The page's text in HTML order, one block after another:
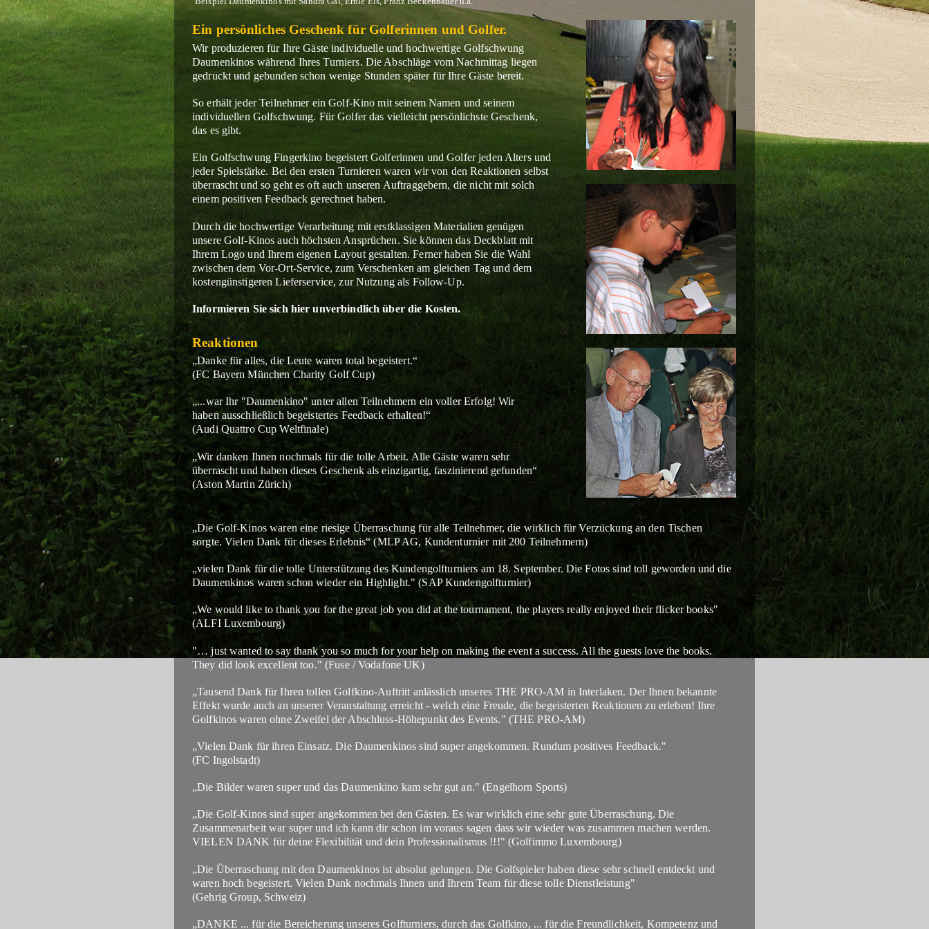
Ein persönliches Geschenk für Golferinnen und Golfer.
Wir produzieren für Ihre Gäste individuelle und hochwertige Golfschwung
Daumenkinos während Ihres Turniers. Die Abschläge vom Nachmittag liegen
gedruckt und gebunden schon wenige Stunden später für Ihre Gäste bereit.
So erhält jeder Teilnehmer ein Golf-Kino mit seinem Namen und seinem
individuellen Golfschwung. Für Golfer das vielleicht persönlichste Geschenk,
das es gibt.
Ein Golfschwung Fingerkino begeistert Golferinnen und Golfer jeden Alters und
jeder Spielstärke. Bei den ersten Turnieren waren wir von den Reaktionen selbst
überrascht und so geht es oft auch unseren Auftraggebern, die nicht mit solch
einem positiven Feedback gerechnet haben.
Durch die hochwertige Verarbeitung mit erstklassigen Materialien genügen
unsere Golf-Kinos auch höchsten Ansprüchen. Sie können das Deckblatt mit
Ihrem Logo und Ihrem eigenen Layout gestalten. Ferner haben Sie die Wahl
zwischen dem Vor-Ort-Service, zum Verschenken am gleichen Tag und dem
kostengünstigeren Lieferservice, zur Nutzung als Follow-Up.
Informieren Sie sich hier unverbindlich über die Kosten.
Reaktionen
„Danke für alles, die Leute waren total begeistert.“
(FC Bayern München Charity Golf Cup)
„...war Ihr "Daumenkino" unter allen Teilnehmern ein voller Erfolg! Wir
haben ausschließlich begeistertes Feedback erhalten!“
(Audi Quattro Cup Weltfinale)
„Wir danken Ihnen nochmals für die tolle Arbeit. Alle Gäste waren sehr
überrascht und haben dieses Geschenk als einzigartig, faszinierend gefunden“
(Aston Martin Zürich)
„Die Golf-Kinos waren eine riesige Überraschung für alle Teilnehmer, die wirklich für Verzückung an den Tischen
sorgte. Vielen Dank für dieses Erlebnis“(MLP AG, Kundenturnier mit 200 Teilnehmern)
„vielen Dank für die tolle Unterstützung des Kundengolfturniers am 18. September. Die Fotos sind toll geworden und die
Daumenkinos waren schon wieder ein Highlight."(SAP Kundengolfturnier)
„We would like to thank you for the great job you did at the tournament, the players really enjoyed their flicker books"
(ALFI Luxembourg)
"… just wanted to say thank you so much for your help on making the event a success. All the guests love the books.
They did look excellent too." (Fuse / Vodafone UK)
„Tausend Dank für Ihren tollen Golfkino-Auftritt anlässlich unseres THE PRO-AM in Interlaken. Der Ihnen bekannte
Effekt wurde auch an unserer Veranstaltung erreicht - welch eine Freude, die begeisterten Reaktionen zu erleben! Ihre
Golfkinos waren ohne Zweifel der Abschluss-Höhepunkt des Events." (THE PRO-AM)
„Vielen Dank für ihren Einsatz. Die Daumenkinos sind super angekommen. Rundum positives Feedback."
(FC Ingolstadt)
„Die Bilder waren super und das Daumenkino kam sehr gut an."(Engelhorn Sports)
„Die Golf-Kinos sind super angekommen bei den Gästen. Es war wirklich eine sehr gute Überraschung. Die
Zusammenarbeit war super und ich kann dir schon im voraus sagen dass wir wieder was zusammen machen werden.
VIELEN DANK für deine Flexibilität und dein Professionalismus !!!" (Golfimmo Luxembourg)
„Die Überraschung mit den Daumenkinos ist absolut gelungen. Die Golfspieler haben diese sehr schnell entdeckt und
waren hoch begeistert. Vielen Dank nochmals Ihnen und Ihrem Team für diese tolle Dienstleistung"
(Gehrig Group, Schweiz)
„DANKE ... für die Bereicherung unseres Golfturniers, durch das Golfkino, ... für die Freundlichkeit, Kompetenz und